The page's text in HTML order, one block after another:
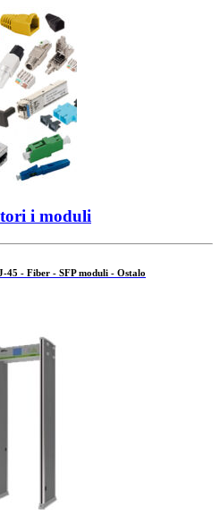
i moduli
- Fiber - SFP moduli - Ostalo